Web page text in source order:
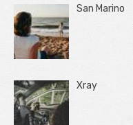
San Marino
Xray